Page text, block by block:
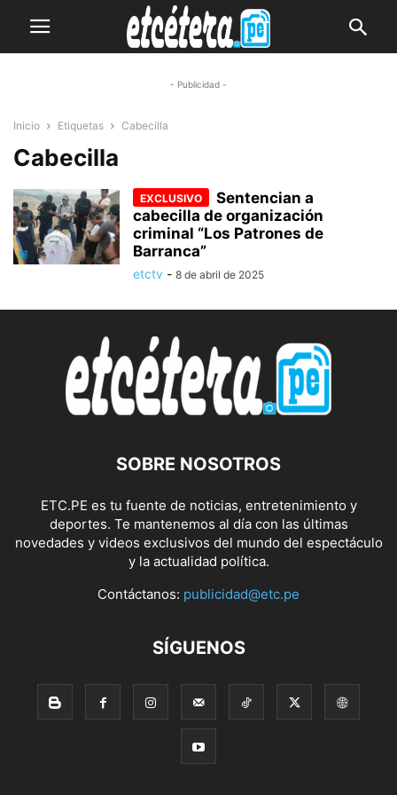
- Publicidad -
Inicio Etiquetas Cabecilla
Cabecilla
Sentencian a
cabecilla de organización
criminal “Los Patrones de
Barranca”
etctv - 8 de abril de 2025
SOBRE NOSOTROS
ETC.PE es tu fuente de noticias, entretenimiento y
deportes. Te mantenemos al día con las últimas
novedades y videos exclusivos del mundo del espectáculo
y la actualidad política.
Contáctanos: publicidad@etc.pe
SÍGUENOS